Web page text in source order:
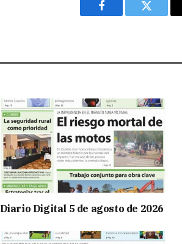
Facebook Twitter
Diario Digital 5 de agosto de 2026